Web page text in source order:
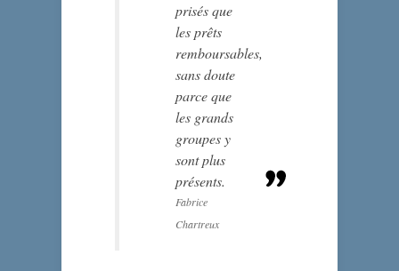
prisés que
les prêts
remboursables,
sans doute
parce que
les grands
groupes y
sont plus
présents.
Fabrice
Chartreux